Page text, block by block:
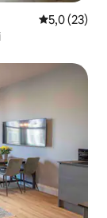
5 üzerinden
5,0 (23)